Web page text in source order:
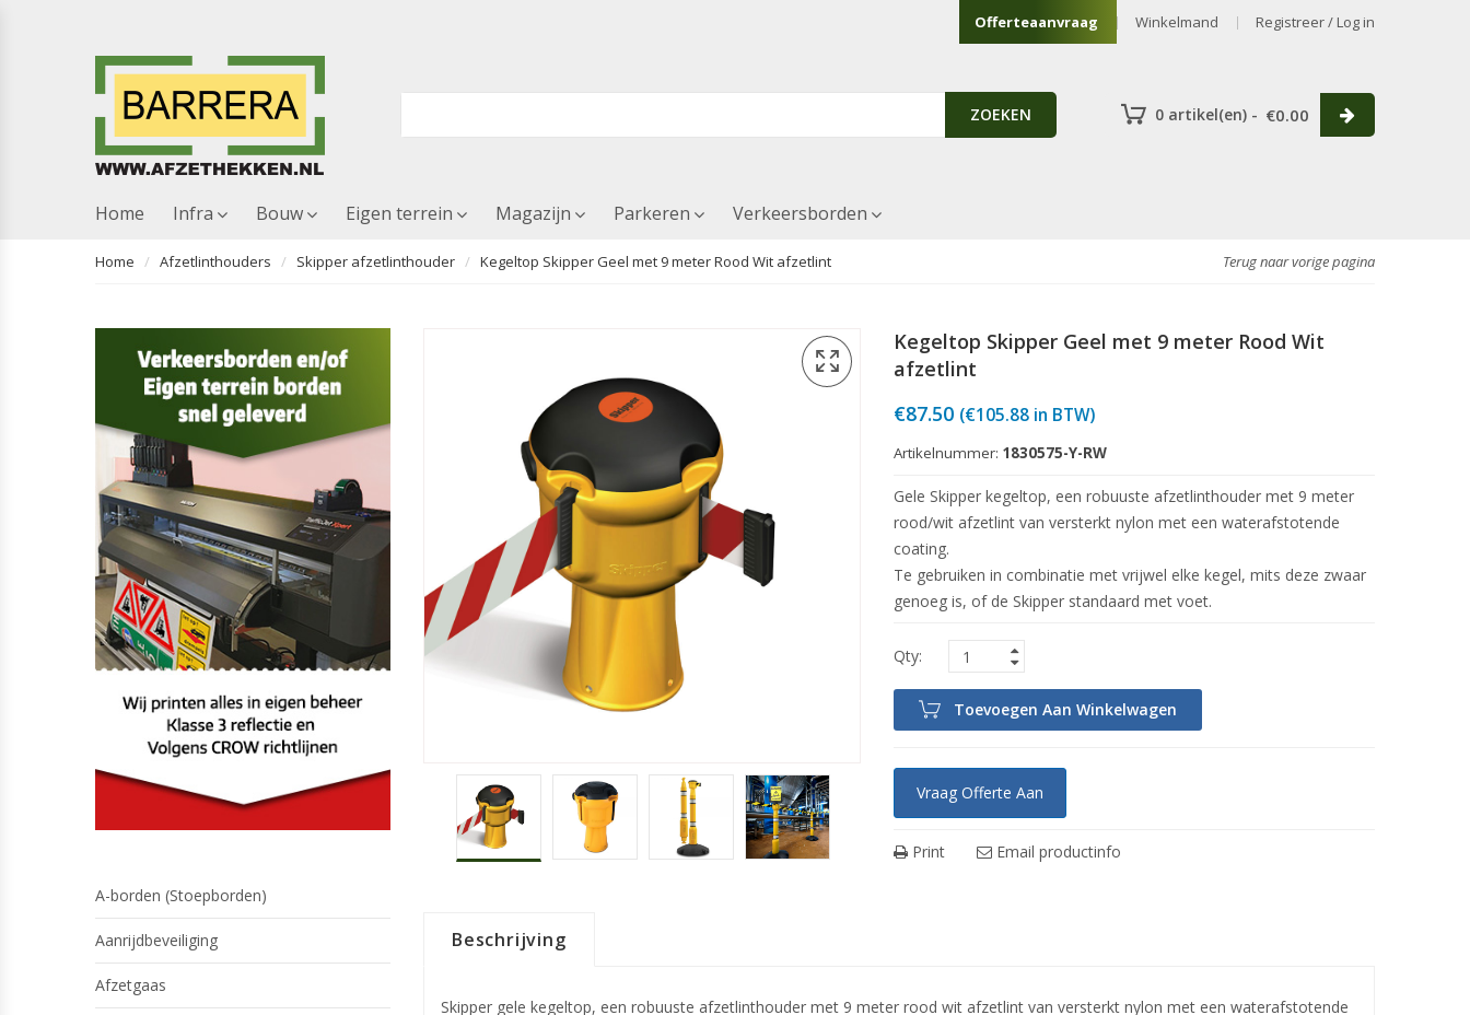
Offerteaanvraag Winkelmand Registreer / Log in
ZOEKEN 0 artikel(en) - €0.00
Home Infra Bouw Eigen terrein Magazijn Parkeren Verkeersborden
Home Afzetlinthouders Skipper afzetlinthouder Kegeltop Skipper Geel met 9 meter Rood Wit afzetlint Terug naar vorige pagina
Kegeltop Skipper Geel met 9 meter Rood Wit
afzetlint
€87.50 (€105.88 in BTW)
Artikelnummer: 1830575-Y-RW
Gele Skipper kegeltop, een robuuste afzetlinthouder met 9 meter
rood/wit afzetlint van versterkt nylon met een waterafstotende
coating.
Te gebruiken in combinatie met vrijwel elke kegel, mits deze zwaar
genoeg is, of de Skipper standaard met voet.
Toevoegen Aan Winkelwagen
Vraag Offerte Aan
Print Email productinfo
Beschrijving
Skipper gele kegeltop, een robuuste afzetlinthouder met 9 meter rood wit afzetlint van versterkt nylon met een waterafstotende
A-borden (Stoepborden)
Aanrijdbeveiliging
Afzetgaas